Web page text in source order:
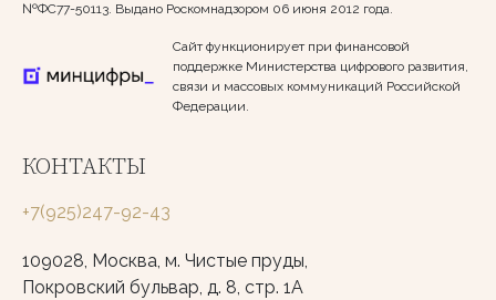
№ФС77-50113. Выдано Роскомнадзором 06 июня 2012 года.
Сайт функционирует при финансовой
поддержке Министерства цифрового развития,
связи и массовых коммуникаций Российской
Федерации.
КОНТАКТЫ
+7(925)247-92-43
109028, Москва, м. Чистые пруды,
Покровский бульвар, д. 8, стр. 1А